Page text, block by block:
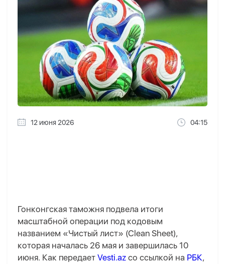
12 июня 2026 04:15
Гонконгская таможня подвела итоги
масштабной операции под кодовым
названием «Чистый лист» (Clean Sheet),
которая началась 26 мая и завершилась 10
июня. Как передает Vesti.az со ссылкой на РБК,